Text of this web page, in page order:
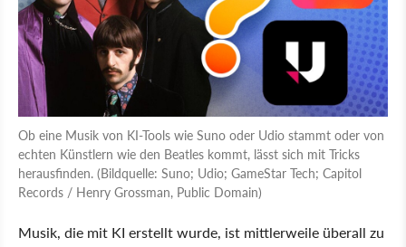
Ob eine Musik von KI-Tools wie Suno oder Udio stammt oder von
echten Künstlern wie den Beatles kommt, lässt sich mit Tricks
herausfinden. (Bildquelle: Suno; Udio; GameStar Tech; Capitol
Records / Henry Grossman, Public Domain)
Musik, die mit KI erstellt wurde, ist mittlerweile überall zu